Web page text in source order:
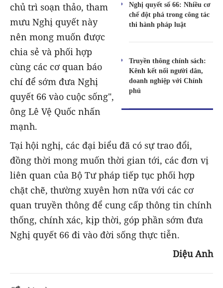
Nghị quyết số 66: Nhiều cơ
chế đột phá trong công tác
thi hành pháp luật
Truyền thông chính sách:
Kênh kết nối người dân,
doanh nghiệp với Chính
phủ
chủ trì soạn thảo, tham
mưu Nghị quyết này
nên mong muốn được
chia sẻ và phối hợp
cùng các cơ quan báo
chí để sớm đưa Nghị
quyết 66 vào cuộc sống",
ông Lê Vệ Quốc nhấn
mạnh.
Tại hội nghị, các đại biểu đã có sự trao đổi,
đồng thời mong muốn thời gian tới, các đơn vị
liên quan của Bộ Tư pháp tiếp tục phối hợp
chặt chẽ, thường xuyên hơn nữa với các cơ
quan truyền thông để cung cấp thông tin chính
thống, chính xác, kịp thời, góp phần sớm đưa
Nghị quyết 66 đi vào đời sống thực tiễn.
Diệu Anh